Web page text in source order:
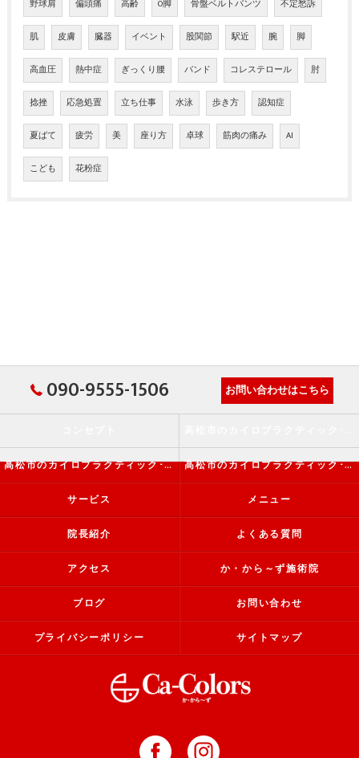
野球肩 偏頭痛 高齢 O脚 骨盤ベルトパンツ 不定愁訴
肌 皮膚 臓器 イベント 股関節 駅近 腕 脚
高血圧 熱中症 ぎっくり腰 バンド コレステロール 肘
捻挫 応急処置 立ち仕事 水泳 歩き方 認知症
夏ばて 疲労 美 座り方 卓球 筋肉の痛み AI
こども 花粉症
090-9555-1506 お問い合わせはこちら
高松市のカイロプラクティック･か・から～ず施術院の評判 高松市のカイロプラクティック･か・から～ず施術院のお客様の声
サービス メニュー
院長紹介 よくある質問
アクセス か・から～ず施術院
ブログ お問い合わせ
プライバシーポリシー サイトマップ